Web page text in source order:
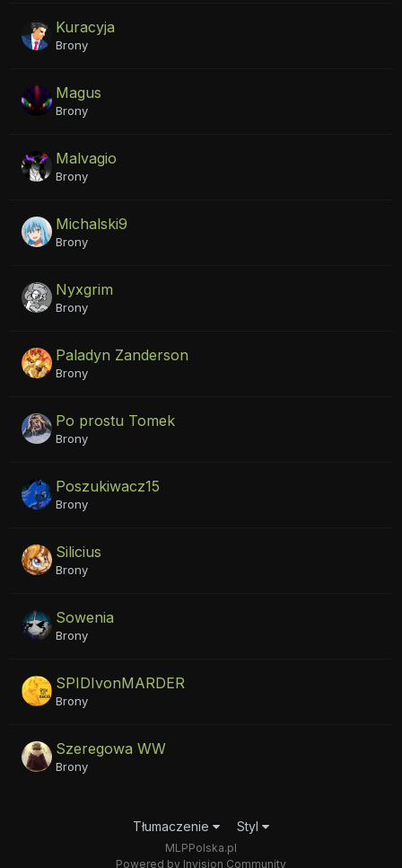
Kuracyja
Brony
Magus
Brony
Malvagio
Brony
Michalski9
Brony
Nyxgrim
Brony
Paladyn Zanderson
Brony
Po prostu Tomek
Brony
Poszukiwacz15
Brony
Silicius
Brony
Sowenia
Brony
SPIDIvonMARDER
Brony
Szeregowa WW
Brony
Tłumaczenie Styl
MLPPolska.pl
Powered by Invision Community